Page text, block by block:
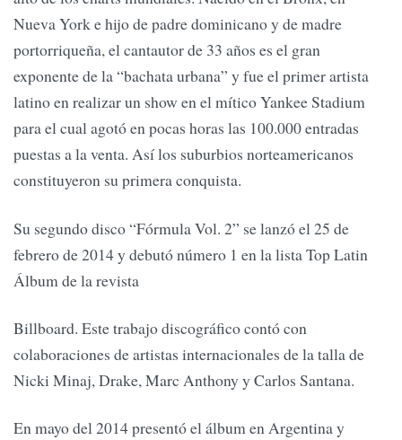
Nueva York e hijo de padre dominicano y de madre
portorriqueña, el cantautor de 33 años es el gran
exponente de la “bachata urbana” y fue el primer artista
latino en realizar un show en el mítico Yankee Stadium
para el cual agotó en pocas horas las 100.000 entradas
puestas a la venta. Así los suburbios norteamericanos
constituyeron su primera conquista.
Su segundo disco “Fórmula Vol. 2” se lanzó el 25 de
febrero de 2014 y debutó número 1 en la lista Top Latin
Álbum de la revista
Billboard. Este trabajo discográfico contó con
colaboraciones de artistas internacionales de la talla de
Nicki Minaj, Drake, Marc Anthony y Carlos Santana.
En mayo del 2014 presentó el álbum en Argentina y